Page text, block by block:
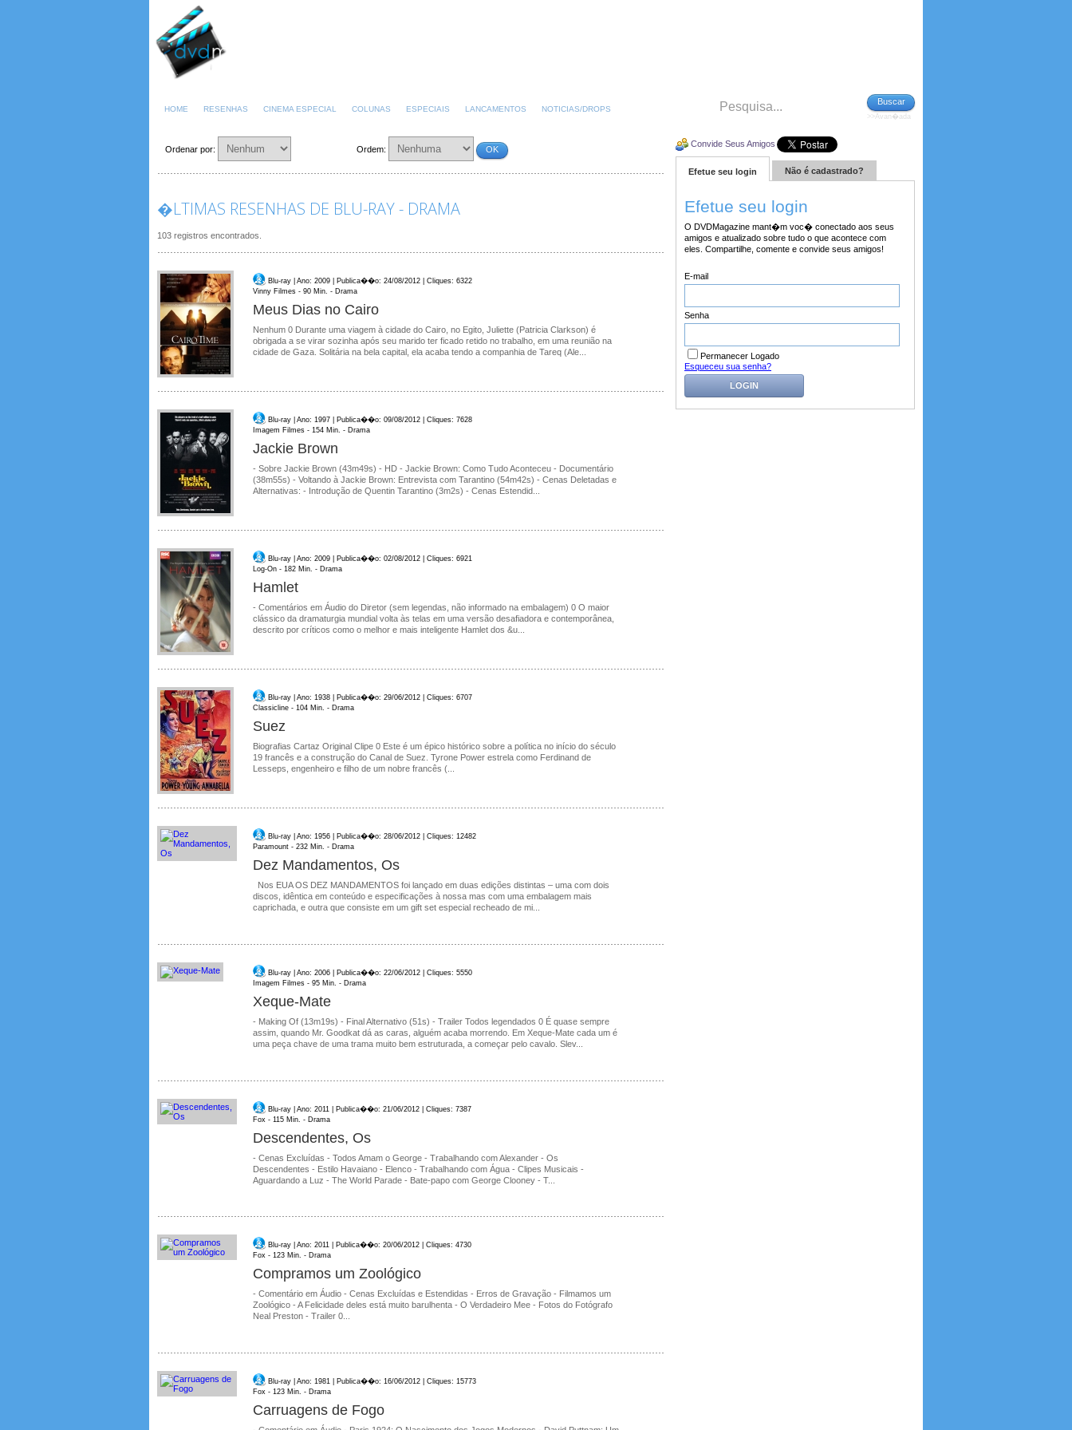
HOME RESENHAS CINEMA ESPECIAL COLUNAS ESPECIAIS LANCAMENTOS NOTICIAS/DROPS
Buscar
>>Avan�ada
Ordenar por: Ordem: OK
�LTIMAS RESENHAS DE BLU-RAY - DRAMA
103 registros encontrados.
Blu-ray | Ano: 2009 | Publica��o: 24/08/2012 | Cliques: 6322
Vinny Filmes - 90 Min. - Drama
Meus Dias no Cairo
Nenhum 0 Durante uma viagem à cidade do Cairo, no Egito, Juliette (Patricia Clarkson) é
obrigada a se virar sozinha após seu marido ter ficado retido no trabalho, em uma reunião na
cidade de Gaza. Solitária na bela capital, ela acaba tendo a companhia de Tareq (Ale...
Blu-ray | Ano: 1997 | Publica��o: 09/08/2012 | Cliques: 7628
Imagem Filmes - 154 Min. - Drama
Jackie Brown
- Sobre Jackie Brown (43m49s) - HD - Jackie Brown: Como Tudo Aconteceu - Documentário
(38m55s) - Voltando à Jackie Brown: Entrevista com Tarantino (54m42s) - Cenas Deletadas e
Alternativas: - Introdução de Quentin Tarantino (3m2s) - Cenas Estendid...
Blu-ray | Ano: 2009 | Publica��o: 02/08/2012 | Cliques: 6921
Log-On - 182 Min. - Drama
Hamlet
- Comentários em Áudio do Diretor (sem legendas, não informado na embalagem) 0 O maior
clássico da dramaturgia mundial volta às telas em uma versão desafiadora e contemporânea,
descrito por críticos como o melhor e mais inteligente Hamlet dos &u...
Blu-ray | Ano: 1938 | Publica��o: 29/06/2012 | Cliques: 6707
Classicline - 104 Min. - Drama
Suez
Biografias Cartaz Original Clipe 0 Este é um épico histórico sobre a política no início do século
19 francês e a construção do Canal de Suez. Tyrone Power estrela como Ferdinand de
Lesseps, engenheiro e filho de um nobre francês (...
Blu-ray | Ano: 1956 | Publica��o: 28/06/2012 | Cliques: 12482
Paramount - 232 Min. - Drama
Dez Mandamentos, Os
Nos EUA OS DEZ MANDAMENTOS foi lançado em duas edições distintas – uma com dois
discos, idêntica em conteúdo e especificações à nossa mas com uma embalagem mais
caprichada, e outra que consiste em um gift set especial recheado de mi...
Blu-ray | Ano: 2006 | Publica��o: 22/06/2012 | Cliques: 5550
Imagem Filmes - 95 Min. - Drama
Xeque-Mate
- Making Of (13m19s) - Final Alternativo (51s) - Trailer Todos legendados 0 É quase sempre
assim, quando Mr. Goodkat dá as caras, alguém acaba morrendo. Em Xeque-Mate cada um é
uma peça chave de uma trama muito bem estruturada, a começar pelo cavalo. Slev...
Blu-ray | Ano: 2011 | Publica��o: 21/06/2012 | Cliques: 7387
Fox - 115 Min. - Drama
Descendentes, Os
- Cenas Excluídas - Todos Amam o George - Trabalhando com Alexander - Os
Descendentes - Estilo Havaiano - Elenco - Trabalhando com Água - Clipes Musicais -
Aguardando a Luz - The World Parade - Bate-papo com George Clooney - T...
Blu-ray | Ano: 2011 | Publica��o: 20/06/2012 | Cliques: 4730
Fox - 123 Min. - Drama
Compramos um Zoológico
- Comentário em Áudio - Cenas Excluídas e Estendidas - Erros de Gravação - Filmamos um
Zoológico - A Felicidade deles está muito barulhenta - O Verdadeiro Mee - Fotos do Fotógrafo
Neal Preston - Trailer 0...
Blu-ray | Ano: 1981 | Publica��o: 16/06/2012 | Cliques: 15773
Fox - 123 Min. - Drama
Carruagens de Fogo
Convide Seus Amigos
Efetue seu login Não é cadastrado?
Efetue seu login
O DVDMagazine mant�m voc� conectado aos seus
amigos e atualizado sobre tudo o que acontece com
eles. Compartilhe, comente e convide seus amigos!
E-mail
Senha
Permanecer Logado
Esqueceu sua senha?
LOGIN